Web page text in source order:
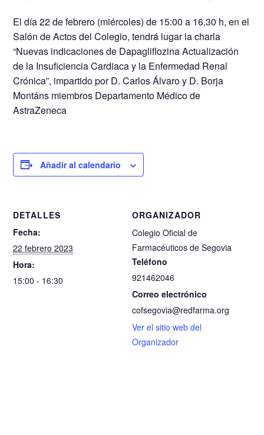
El día 22 de febrero (miércoles) de 15:00 a 16,30 h, en el
Salón de Actos del Colegio, tendrá lugar la charla
“Nuevas indicaciones de Dapagliflozina Actualización
de la Insuficiencia Cardiaca y la Enfermedad Renal
Crónica”, impartido por D. Carlos Álvaro y D. Borja
Montáns miembros Departamento Médico de
AstraZeneca
Añadir al calendario
DETALLES
Fecha:
22 febrero 2023
Hora:
15:00 - 16:30
ORGANIZADOR
Colegio Oficial de
Farmacéuticos de Segovia
Teléfono
921462046
Correo electrónico
cofsegovia@redfarma.org
Ver el sitio web del
Organizador